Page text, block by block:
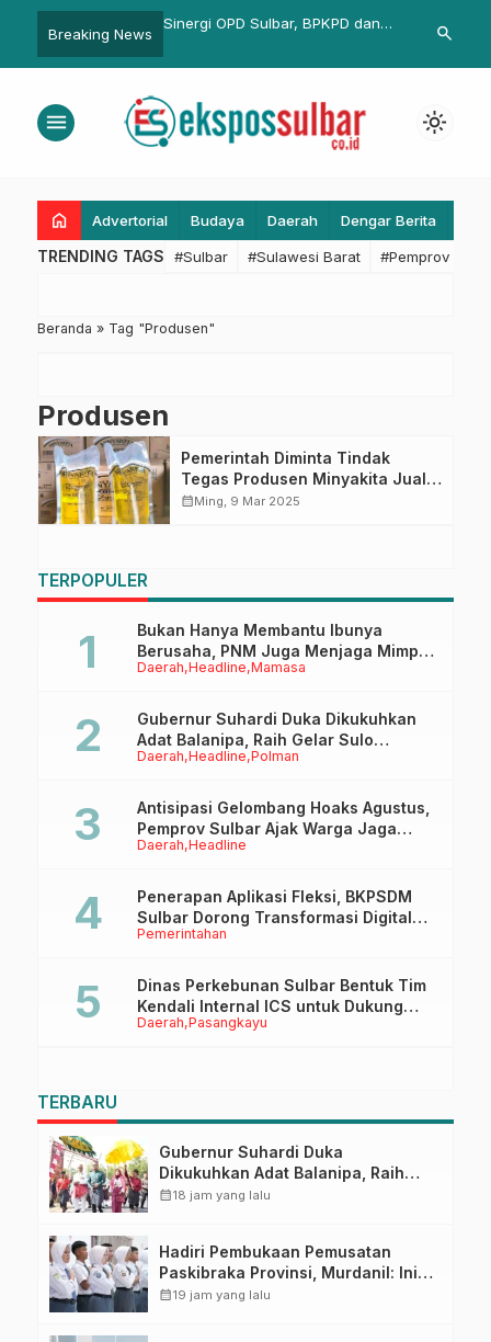
Breaking News
Sasar Titik Rawan
Mamuju
Sinergi OPD Sulbar, BPKPD dan
Optimalisasi PAD
Digadang
search
menu light_mode
home Advertorial Budaya Daerah Dengar Berita
TRENDING TAGS #Sulbar #Sulawesi Barat #Pemprov
Beranda » Tag "Produsen"
Produsen
Pemerintah Diminta Tindak
Tegas Produsen Minyakita Jual
Tidak Sesuai Takaran
calendar_monthMing, 9 Mar 2025
TERPOPULER
Daerah Headline Mamasa
Bukan Hanya Membantu Ibunya
Berusaha, PNM Juga Menjaga Mimpi
Anaknya Untuk Menggapai Cita-Cita
Daerah Headline Polman
Gubernur Suhardi Duka Dikukuhkan
Adat Balanipa, Raih Gelar Sulo
Tappidena
Daerah Headline
Antisipasi Gelombang Hoaks Agustus,
Pemprov Sulbar Ajak Warga Jaga
Ruang Digital
Pemerintahan
Penerapan Aplikasi Fleksi, BKPSDM
Sulbar Dorong Transformasi Digital
Sistem Kehadiran ASN
Daerah Pasangkayu
Dinas Perkebunan Sulbar Bentuk Tim
Kendali Internal ICS untuk Dukung
Sertifikasi ISPO Pekebun di
TERBARU
Gubernur Suhardi Duka
Dikukuhkan Adat Balanipa, Raih
Gelar Sulo Tappidena
calendar_month18 jam yang lalu
Hadiri Pembukaan Pemusatan
Paskibraka Provinsi, Murdanil: Ini
Membentuk Karakter Hingga
calendar_month19 jam yang lalu